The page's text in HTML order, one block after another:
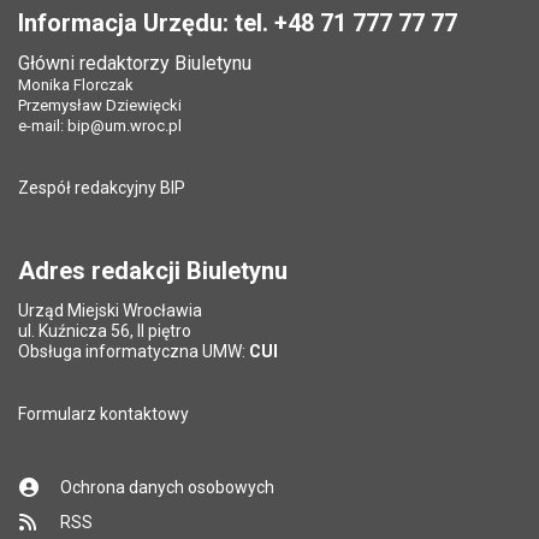
Informacja Urzędu: tel. +48 71 777 77 77
Główni redaktorzy Biuletynu
Monika Florczak
Przemysław Dziewięcki
e-mail: bip@um.wroc.pl
Zespół redakcyjny BIP
Adres redakcji Biuletynu
Urząd Miejski Wrocławia
ul. Kuźnicza 56, II piętro
Obsługa informatyczna UMW: CUI
Formularz kontaktowy
Ochrona danych osobowych
RSS